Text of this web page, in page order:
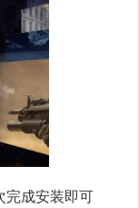
完成安装即可